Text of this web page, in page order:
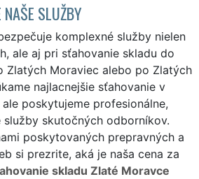
SLUŽBY
komplexné služby nielen
ale aj pri sťahovanie skladu do
Zlatých Moraviec alebo po Zlatých
najlacnejšie sťahovanie v
poskytujeme profesionálne,
skutočných odborníkov.
poskytovaných prepravných a
si prezrite, aká je naša cena za
skladu Zlaté Moravce